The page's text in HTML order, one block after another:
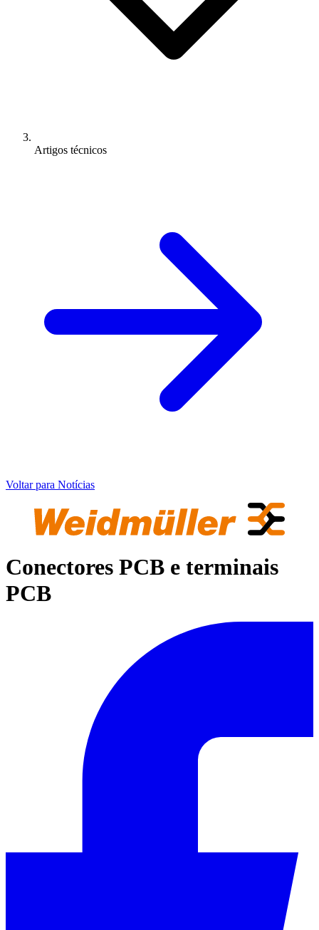
Artigos técnicos
Voltar para Notícias
Conectores PCB e terminais
PCB